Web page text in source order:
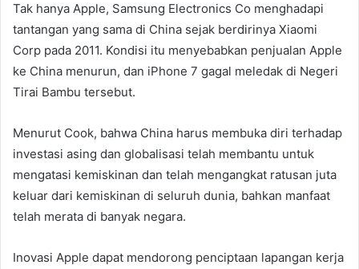
Tak hanya Apple, Samsung Electronics Co menghadapi
tantangan yang sama di China sejak berdirinya Xiaomi
Corp pada 2011. Kondisi itu menyebabkan penjualan Apple
ke China menurun, dan iPhone 7 gagal meledak di Negeri
Tirai Bambu tersebut.
Menurut Cook, bahwa China harus membuka diri terhadap
investasi asing dan globalisasi telah membantu untuk
mengatasi kemiskinan dan telah mengangkat ratusan juta
keluar dari kemiskinan di seluruh dunia, bahkan manfaat
telah merata di banyak negara.
Inovasi Apple dapat mendorong penciptaan lapangan kerja